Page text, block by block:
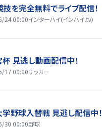
を完全無料でライブ配信！
24 00:00インターハイ(インハイ.tv)
見逃し動画配信中！
17 00:00サッカー
野球入替戦 見逃し配信中！
30 00:00野球